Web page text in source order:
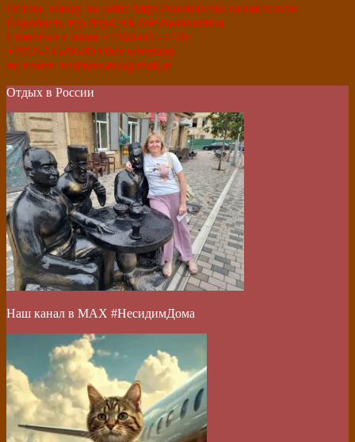
Оставь заявку на сайте https://vashtur-tula.ru/zakazat-tur
Подобрать тур https://vk.com/vashtourtula
Связаться с нами +7960-601-27-36
+7953-435-90-80 viber whatsapp
по почте: vashtour-tula@mail.ru
Отдых в России
Наш канал в МАХ #НесидимДома